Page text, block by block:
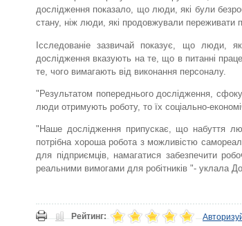
дослідження показало, що люди, які були
стану, ніж люди, які продовжували переживати
Ісследованіе зазвичай показує, що люди,
дослідження вказують на те, що в питанні
те, чого вимагають від виконання персоналу.
"Результатом попереднього дослідження,
люди отримують роботу, то їх соціально-
"Наше дослідження припускає, що набуття
потрібна хороша робота з можливістю
для підприємців, намагатися забезпечити
реальними вимогами для робітників "- уклала
Рейтинг: